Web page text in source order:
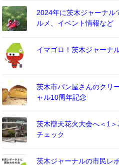
2024年に茨木ジャーナル
ルメ、イベント情報など
イマゴロ！茨木ジャーナ
茨木市パン屋さんのクリ
ャル10周年記念
茨木辯天花火大会へ＜1
チェック
茨木ジャーナルの市民レ